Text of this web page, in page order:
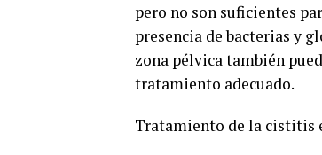
pero no son suficientes
presencia de bacterias y
zona pélvica también
tratamiento adecuado.
Tratamiento de la cistitis